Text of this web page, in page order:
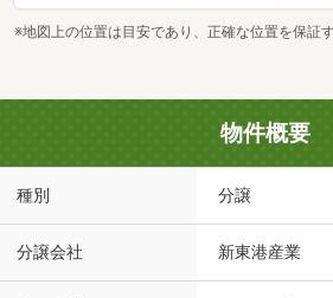
※地図上の位置は目安であり、正確な位置を保証
物件概要
種別 分譲
分譲会社 新東港産業